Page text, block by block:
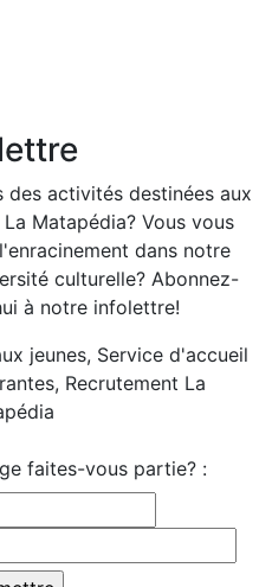
activités destinées aux
Matapédia? Vous vous
dans notre
culturelle? Abonnez-
à notre infolettre!
jeunes, Service d'accueil
Recrutement La
faites-vous partie? :